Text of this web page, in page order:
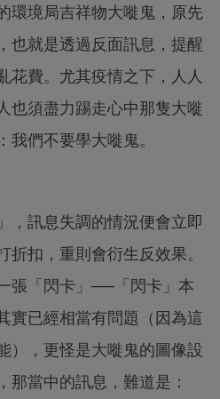
環境局吉祥物大嘥鬼，原先
也就是透過反面訊息，提醒
花費。尤其疫情之下，人人
也須盡力踢走心中那隻大嘥
我們不要學大嘥鬼。
，訊息失調的情況便會立即
折扣，重則會衍生反效果。
張「閃卡」──「閃卡」本
實已經相當有問題（因為這
），更怪是大嘥鬼的圖像設
那當中的訊息，難道是：